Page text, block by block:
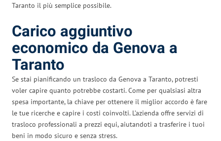
Taranto il più semplice possibile.
Carico aggiuntivo
economico da Genova a
Taranto
Se stai pianificando un trasloco da Genova a Taranto, potresti
voler capire quanto potrebbe costarti. Come per qualsiasi altra
spesa importante, la chiave per ottenere il miglior accordo è fare
le tue ricerche e capire i costi coinvolti. L’azienda offre servizi di
trasloco professionali a prezzi equi, aiutandoti a trasferire i tuoi
beni in modo sicuro e senza stress.